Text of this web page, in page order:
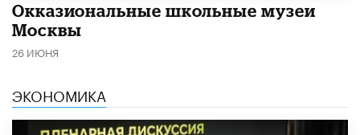
​Окказиональные школьные музеи
Москвы
26 ИЮНЯ
ЭКОНОМИКА